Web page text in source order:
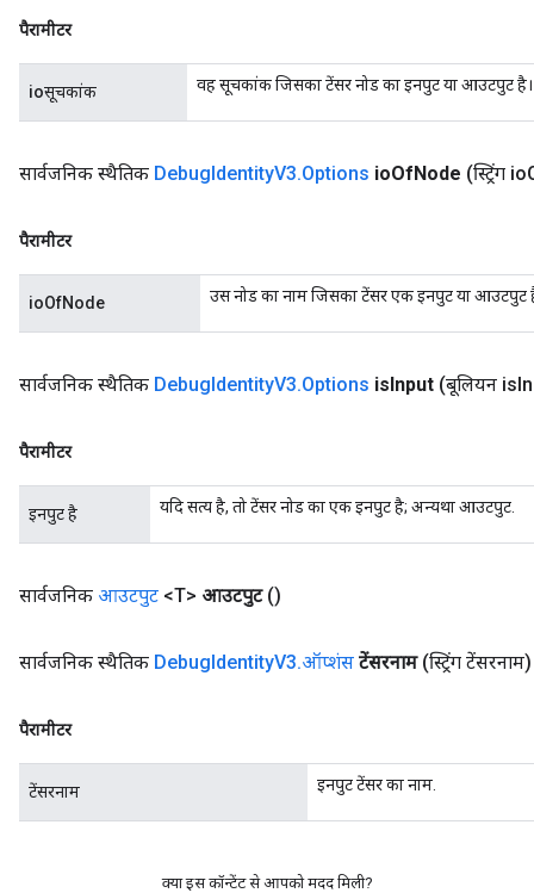
पैरामीटर
ioसूचकांक वह सूचकांक जिसका टेंसर नोड का इनपुट या आउटपुट है।
सार्वजनिक स्थैतिक DebugIdentityV3.Options ioOfNode (स्ट्रिंग io
पैरामीटर
ioOfNode उस नोड का नाम जिसका टेंसर एक इनपुट या आउटपुट
सार्वजनिक स्थैतिक DebugIdentityV3.Options isInput (बूलियन is
पैरामीटर
इनपुट है यदि सत्य है, तो टेंसर नोड का एक इनपुट है; अन्यथा आउटपुट.
सार्वजनिक आउटपुट <T> आउटपुट ()
सार्वजनिक स्थैतिक DebugIdentityV3.ऑप्शंस टेंसरनाम (स्ट्रिंग टेंसरनाम)
पैरामीटर
टेंसरनाम इनपुट टेंसर का नाम.
क्या इस कॉन्टेंट से आपको मदद मिली?